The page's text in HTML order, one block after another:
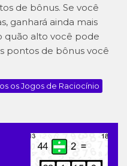
de bônus. Se você
ganhará ainda mais
quão alto você pode
pontos de bônus você
os Jogos de Raciocínio